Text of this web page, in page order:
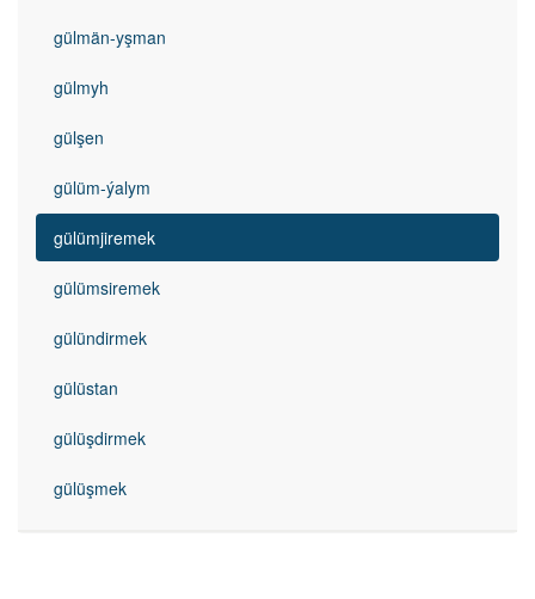
gülmän-yşman
gülmyh
gülşen
gülüm-ýalym
gülümjiremek
gülümsiremek
gülündirmek
gülüstan
gülüşdirmek
gülüşmek